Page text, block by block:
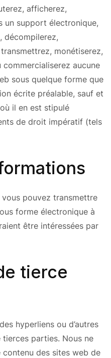
afficherez,
un support électronique,
décompilerez,
monétiserez,
aucune
sous quelque forme que
écrite préalable, sauf et
il en est stipulé
de droit impératif (tels
pouvez transmettre
forme électronique à
être intéressées par
tierce
hyperliens ou d’autres
parties. Nous ne
contenu des sites web de